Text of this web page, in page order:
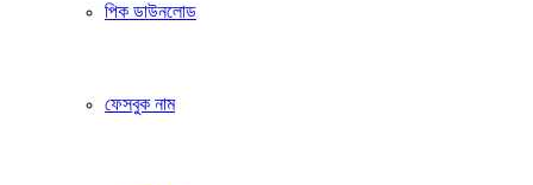
পিক ডাউনলোড
ফেসবুক নাম